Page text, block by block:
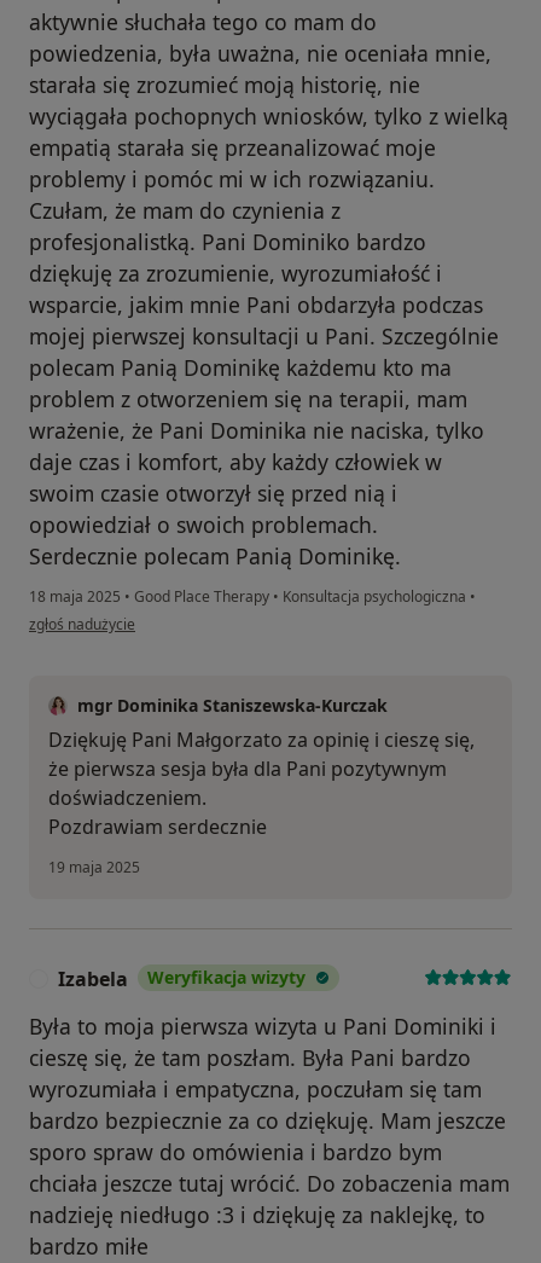
aktywnie słuchała tego co mam do
powiedzenia, była uważna, nie oceniała mnie,
starała się zrozumieć moją historię, nie
wyciągała pochopnych wniosków, tylko z wielką
empatią starała się przeanalizować moje
problemy i pomóc mi w ich rozwiązaniu.
Czułam, że mam do czynienia z
profesjonalistką. Pani Dominiko bardzo
dziękuję za zrozumienie, wyrozumiałość i
wsparcie, jakim mnie Pani obdarzyła podczas
mojej pierwszej konsultacji u Pani. Szczególnie
polecam Panią Dominikę każdemu kto ma
problem z otworzeniem się na terapii, mam
wrażenie, że Pani Dominika nie naciska, tylko
daje czas i komfort, aby każdy człowiek w
swoim czasie otworzył się przed nią i
opowiedział o swoich problemach.
Serdecznie polecam Panią Dominikę.
18 maja 2025 • Good Place Therapy • Konsultacja psychologiczna •
w opinii użytkownika Konto zostało usunięte
zgłoś nadużycie
mgr Dominika Staniszewska-Kurczak
Dziękuję Pani Małgorzato za opinię i cieszę się,
że pierwsza sesja była dla Pani pozytywnym
doświadczeniem.
Pozdrawiam serdecznie
19 maja 2025
Izabela Weryfikacja wizyty
Była to moja pierwsza wizyta u Pani Dominiki i
cieszę się, że tam poszłam. Była Pani bardzo
wyrozumiała i empatyczna, poczułam się tam
bardzo bezpiecznie za co dziękuję. Mam jeszcze
sporo spraw do omówienia i bardzo bym
chciała jeszcze tutaj wrócić. Do zobaczenia mam
nadzieję niedługo :3 i dziękuję za naklejkę, to
bardzo miłe